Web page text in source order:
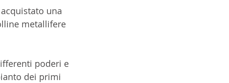
una
metallifere
poderi e
dei primi